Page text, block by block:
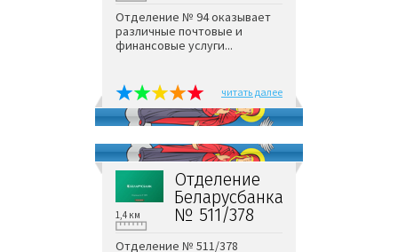
Отделение № 94 оказывает
различные почтовые и
финансовые услуги...
читать далее
Отделение
Беларусбанка
№ 511/378
1,4 км
Отделение № 511/378